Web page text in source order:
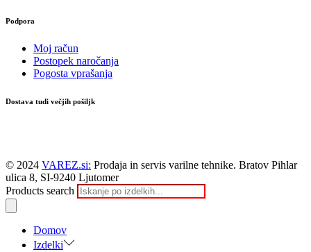
Podpora
Moj račun
Postopek naročanja
Pogosta vprašanja
Dostava tudi večjih pošiljk
© 2024 VAREZ.si: Prodaja in servis varilne tehnike. Bratov Pihlar
ulica 8, SI-9240 Ljutomer
Products search
Domov
Izdelki